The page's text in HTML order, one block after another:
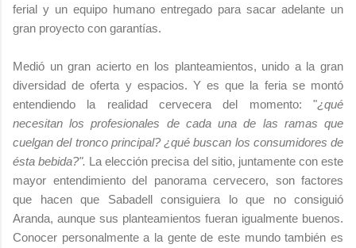
ferial y un equipo humano entregado para sacar adelante un
gran proyecto con garantías.
Medió un gran acierto en los planteamientos, unido a la gran
diversidad de oferta y espacios. Y es que la feria se montó
entendiendo la realidad cervecera del momento: "¿qué
necesitan los profesionales de cada una de las ramas que
cuelgan del tronco principal? ¿qué buscan los consumidores de
ésta bebida?". La elección precisa del sitio, juntamente con este
mayor entendimiento del panorama cervecero, son factores
que hacen que Sabadell consiguiera lo que no consiguió
Aranda, aunque sus planteamientos fueran igualmente buenos.
Conocer personalmente a la gente de este mundo también es